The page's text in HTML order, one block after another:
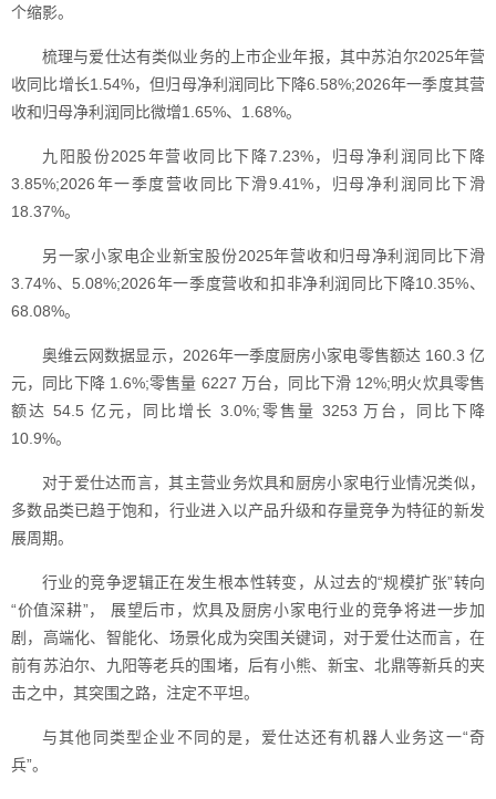
个缩影。
梳理与爱仕达有类似业务的上市企业年报，其中苏泊尔2025年营
收同比增长1.54%，但归母净利润同比下降6.58%;2026年一季度其营
收和归母净利润同比微增1.65%、1.68%。
九阳股份2025年营收同比下降7.23%，归母净利润同比下降
3.85%;2026年一季度营收同比下滑9.41%，归母净利润同比下滑
18.37%。
另一家小家电企业新宝股份2025年营收和归母净利润同比下滑
3.74%、5.08%;2026年一季度营收和扣非净利润同比下降10.35%、
68.08%。
奥维云网数据显示，2026年一季度厨房小家电零售额达 160.3 亿
元，同比下降 1.6%;零售量 6227 万台，同比下滑 12%;明火炊具零售
额达 54.5 亿元，同比增长 3.0%;零售量 3253 万台，同比下降
10.9%。
对于爱仕达而言，其主营业务炊具和厨房小家电行业情况类似，
多数品类已趋于饱和，行业进入以产品升级和存量竞争为特征的新发
展周期。
行业的竞争逻辑正在发生根本性转变，从过去的“规模扩张”转向
“价值深耕”， 展望后市，炊具及厨房小家电行业的竞争将进一步加
剧，高端化、智能化、场景化成为突围关键词，对于爱仕达而言，在
前有苏泊尔、九阳等老兵的围堵，后有小熊、新宝、北鼎等新兵的夹
击之中，其突围之路，注定不平坦。
与其他同类型企业不同的是，爱仕达还有机器人业务这一“奇
兵”。